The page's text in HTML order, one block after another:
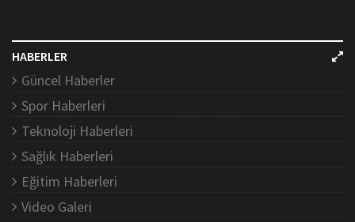
HABERLER
Güncel Haberler
Spor Haberleri
Teknoloji Haberleri
Sağlık Haberleri
Eğitim Haberleri
Video Galeri